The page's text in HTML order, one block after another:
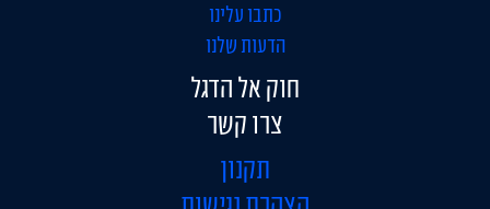
כתבו עלינו
הדעות שלנו
חוק אל הדגל
צרו קשר
תקנון